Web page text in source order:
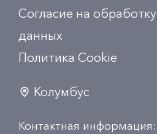
Согласие на
данных
Политика Сookie
Колумбус
Контактная информация: